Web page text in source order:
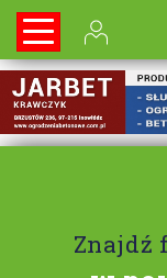
Znajdź